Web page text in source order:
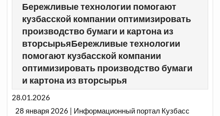
Бережливые технологии помогают
кузбасской компании оптимизировать
производство бумаги и картона из
вторсырьяБережливые технологии
помогают кузбасской компании
оптимизировать производство бумаги
и картона из вторсырья
28.01.2026
28 января 2026 | Информационный портал Кузбасс